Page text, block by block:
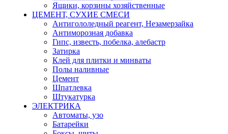
Ящики, корзины хозяйственные
ЦЕМЕНТ, СУХИЕ СМЕСИ
Антигололедный реагент, Незамерзайка
Антиморозная добавка
Гипс, известь, побелка, алебастр
Затирка
Клей для плитки и минваты
Полы наливные
Цемент
Шпатлевка
Штукатурка
ЭЛЕКТРИКА
Автоматы, узо
Батарейки